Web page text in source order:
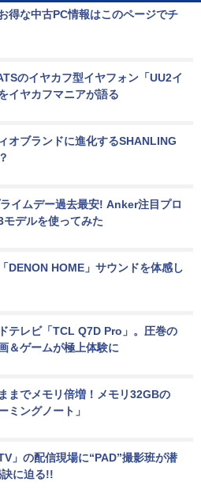
得な中古PC情報はこのページでチ
のイヤカフ型イヤフォン「UU2イ
イヤカフマニアが語る
オブランドに進化するSHANLING
イムデー過去最安! Anker注目プロ
モデルを使ってみた
DENON HOME」サウンドを体感し
テレビ「TCL Q7D Pro」。圧巻の
＆ゲームが極上体験に
までメモリ倍増！メモリ32GBの
ミングノート」
」の配信現場に“PAD”撮影班が潜
に迫る!!